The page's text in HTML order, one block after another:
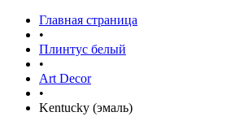
Главная страница
•
Плинтус белый
•
Art Decor
•
Kentucky (эмаль)